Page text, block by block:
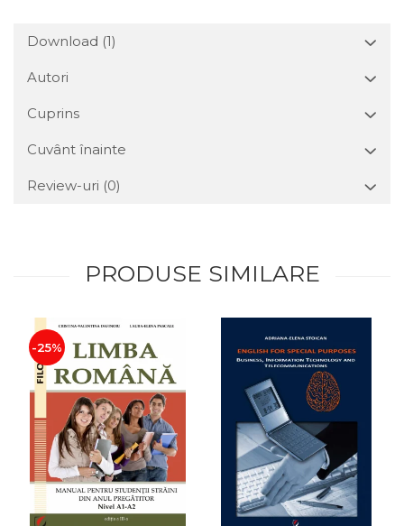
Download (1)
Autori
Cuprins
Cuvânt înainte
Review-uri (0)
PRODUSE SIMILARE
-25%